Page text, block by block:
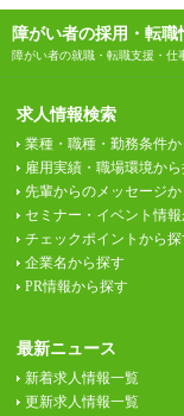
障がい者の採用・転
障がい者の就職・転職支援・仕
求人情報検索
業種・職種・勤務条件
雇用実績・職場環境か
先輩からのメッセージ
セミナー・イベント情
チェックポイントから
企業名から探す
PR情報から探す
最新ニュース
新着求人情報一覧
更新求人情報一覧